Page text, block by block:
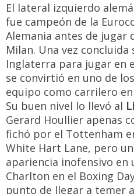
El lateral izquierdo
fue campeón de la
Alemania antes de jugar
Milan. Una vez
Inglaterra para jugar en
se convirtió en uno de
equipo como carrilero
Su buen nivel lo llevó al
Gerard Houllier apenas
fichó por el Tottenham
White Hart Lane, pero
apariencia inofensivo
Charlton en el Boxing
punto de llegar a temer